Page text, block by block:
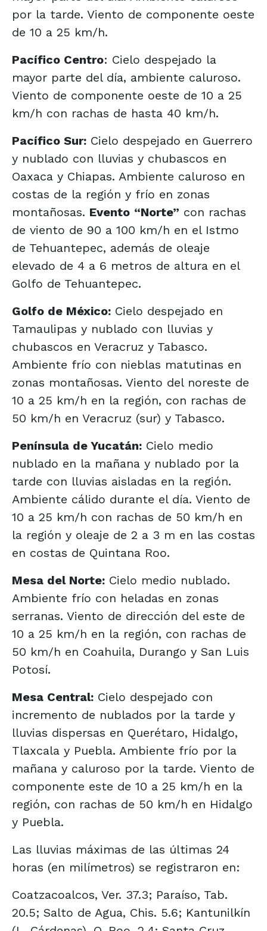
por la tarde. Viento de componente oeste
de 10 a 25 km/h.
Pacífico Centro: Cielo despejado la
mayor parte del día, ambiente caluroso.
Viento de componente oeste de 10 a 25
km/h con rachas de hasta 40 km/h.
Pacífico Sur: Cielo despejado en Guerrero
y nublado con lluvias y chubascos en
Oaxaca y Chiapas. Ambiente caluroso en
costas de la región y frío en zonas
montañosas. Evento “Norte” con rachas
de viento de 90 a 100 km/h en el Istmo
de Tehuantepec, además de oleaje
elevado de 4 a 6 metros de altura en el
Golfo de Tehuantepec.
Golfo de México: Cielo despejado en
Tamaulipas y nublado con lluvias y
chubascos en Veracruz y Tabasco.
Ambiente frío con nieblas matutinas en
zonas montañosas. Viento del noreste de
10 a 25 km/h en la región, con rachas de
50 km/h en Veracruz (sur) y Tabasco.
Península de Yucatán: Cielo medio
nublado en la mañana y nublado por la
tarde con lluvias aisladas en la región.
Ambiente cálido durante el día. Viento de
10 a 25 km/h con rachas de 50 km/h en
la región y oleaje de 2 a 3 m en las costas
en costas de Quintana Roo.
Mesa del Norte: Cielo medio nublado.
Ambiente frío con heladas en zonas
serranas. Viento de dirección del este de
10 a 25 km/h en la región, con rachas de
50 km/h en Coahuila, Durango y San Luis
Potosí.
Mesa Central: Cielo despejado con
incremento de nublados por la tarde y
lluvias dispersas en Querétaro, Hidalgo,
Tlaxcala y Puebla. Ambiente frío por la
mañana y caluroso por la tarde. Viento de
componente este de 10 a 25 km/h en la
región, con rachas de 50 km/h en Hidalgo
y Puebla.
Las lluvias máximas de las últimas 24
horas (en milímetros) se registraron en:
Coatzacoalcos, Ver. 37.3; Paraíso, Tab.
20.5; Salto de Agua, Chis. 5.6; Kantunilkín